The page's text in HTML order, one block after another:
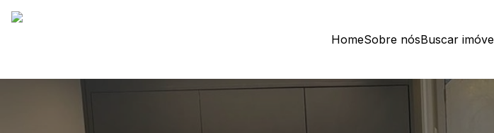
HomeSobre nósBuscar